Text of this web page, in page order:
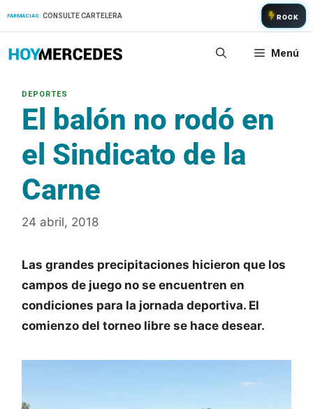
FARMACIAS: CONSULTE CARTELERA ROCK
Menú
El balón no rodó en
el Sindicato de la
Carne
24 abril, 2018
Las grandes precipitaciones hicieron que los
campos de juego no se encuentren en
condiciones para la jornada deportiva. El
comienzo del torneo libre se hace desear.